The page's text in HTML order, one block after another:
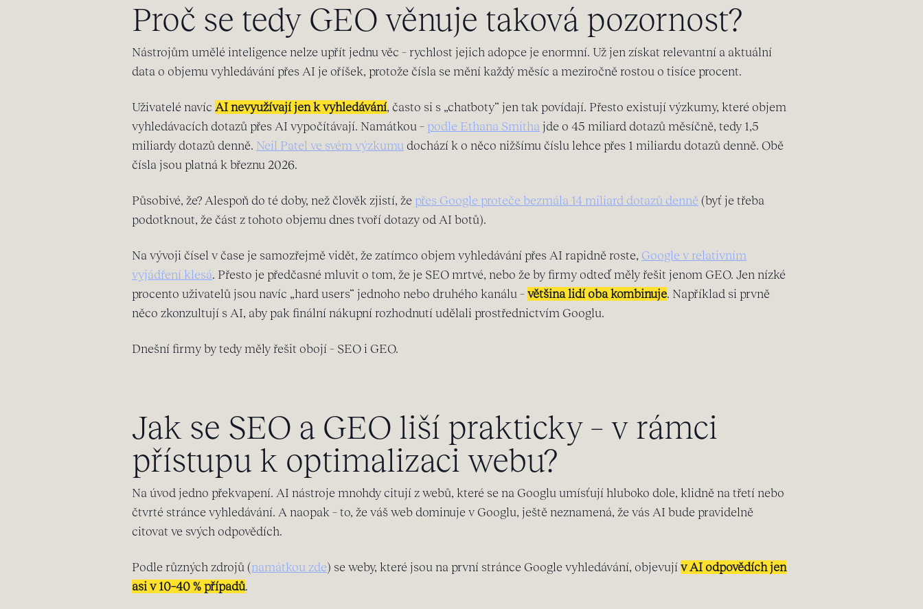
Proč se tedy GEO věnuje taková pozornost?
Nástrojům umělé inteligence nelze upřít jednu věc – rychlost jejich adopce je enormní. Už jen získat relevantní a aktuální
data o objemu vyhledávání přes AI je oříšek, protože čísla se mění každý měsíc a meziročně rostou o tisíce procent.
Uživatelé navíc AI nevyužívají jen k vyhledávání, často si s „chatboty“ jen tak povídají. Přesto existují výzkumy, které objem
vyhledávacích dotazů přes AI vypočítávají. Namátkou – podle Ethana Smitha jde o 45 miliard dotazů měsíčně, tedy 1,5
miliardy dotazů denně. Neil Patel ve svém výzkumu dochází k o něco nižšímu číslu lehce přes 1 miliardu dotazů denně. Obě
čísla jsou platná k březnu 2026.
Působivé, že? Alespoň do té doby, než člověk zjistí, že přes Google proteče bezmála 14 miliard dotazů denně (byť je třeba
podotknout, že část z tohoto objemu dnes tvoří dotazy od AI botů).
Na vývoji čísel v čase je samozřejmě vidět, že zatímco objem vyhledávání přes AI rapidně roste, Google v relativním
vyjádření klesá. Přesto je předčasné mluvit o tom, že je SEO mrtvé, nebo že by firmy odteď měly řešit jenom GEO. Jen nízké
procento uživatelů jsou navíc „hard users“ jednoho nebo druhého kanálu – většina lidí oba kombinuje. Například si prvně
něco zkonzultují s AI, aby pak finální nákupní rozhodnutí udělali prostřednictvím Googlu.
Dnešní firmy by tedy měly řešit obojí – SEO i GEO.
Jak se SEO a GEO liší prakticky – v rámci
přístupu k optimalizaci webu?
Na úvod jedno překvapení. AI nástroje mnohdy citují z webů, které se na Googlu umísťují hluboko dole, klidně na třetí nebo
čtvrté stránce vyhledávání. A naopak – to, že váš web dominuje v Googlu, ještě neznamená, že vás AI bude pravidelně
citovat ve svých odpovědích.
Podle různých zdrojů (namátkou zde) se weby, které jsou na první stránce Google vyhledávání, objevují v AI odpovědích jen
asi v 10–40 % případů.